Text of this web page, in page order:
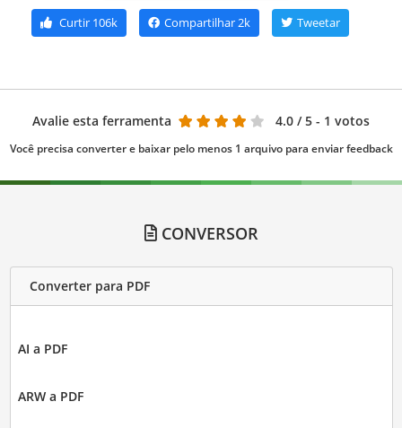
Curtir 106k Compartilhar 2k Tweetar
Avalie esta ferramenta 4.0 / 5 - 1 votos
Você precisa converter e baixar pelo menos 1 arquivo para enviar feedback
CONVERSOR
Converter para PDF
AI a PDF
ARW a PDF